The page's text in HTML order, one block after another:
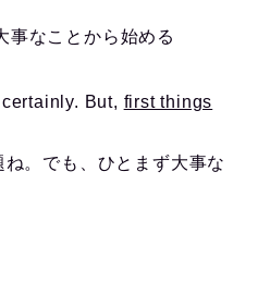
なことから始める
But, first things
。でも、ひとまず大事な